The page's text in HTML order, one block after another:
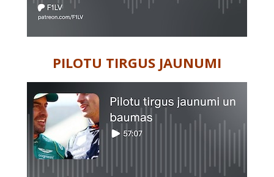
PILOTU TIRGUS JAUNUMI